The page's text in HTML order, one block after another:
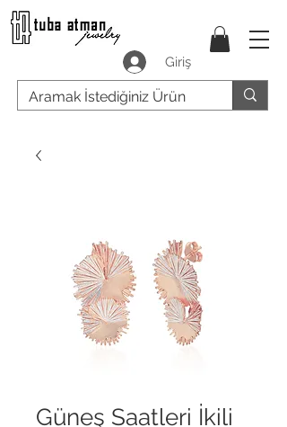
Giriş
Güneş Saatleri İkili